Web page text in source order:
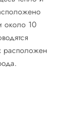
около 10
расположен